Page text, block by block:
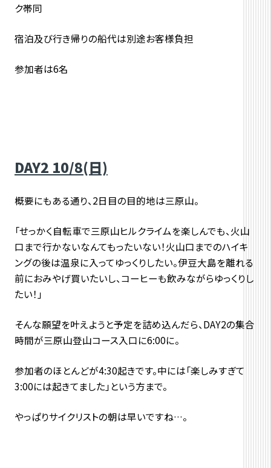
ク帯同
宿泊及び行き帰りの船代は別途お客様負担
参加者は6名
DAY2 10/8(日)
概要にもある通り、2日目の目的地は三原山。
「せっかく自転車で三原山ヒルクライムを楽しんでも、火山
口まで行かないなんてもったいない！火山口までのハイキ
ングの後は温泉に入ってゆっくりしたい。伊豆大島を離れる
前におみやげ買いたいし、コーヒーも飲みながらゆっくりし
たい！」
そんな願望を叶えようと予定を詰め込んだら、DAY2の集合
時間が三原山登山コース入口に6:00に。
参加者のほとんどが4:30起きです。中には「楽しみすぎて
3:00には起きてました」という方まで。
やっぱりサイクリストの朝は早いですね…。